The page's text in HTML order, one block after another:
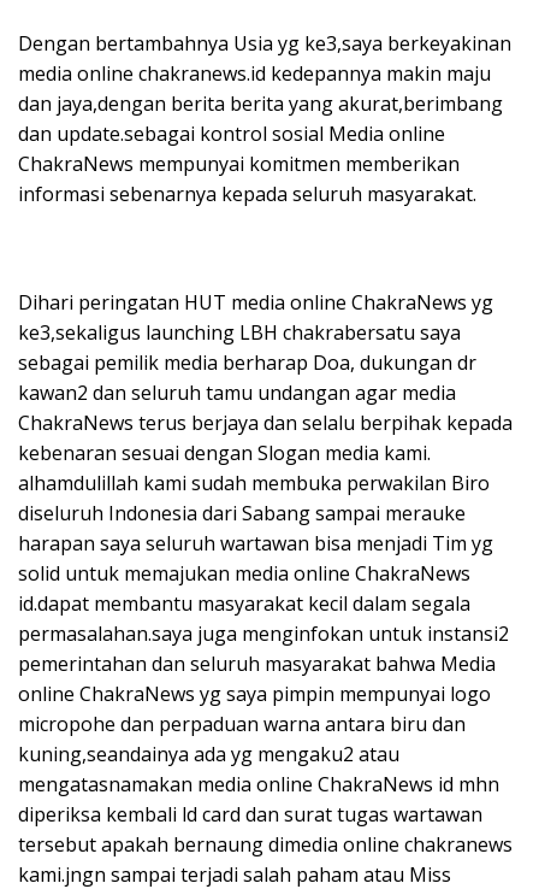
Dengan bertambahnya Usia yg ke3,saya berkeyakinan
media online chakranews.id kedepannya makin maju
dan jaya,dengan berita berita yang akurat,berimbang
dan update.sebagai kontrol sosial Media online
ChakraNews mempunyai komitmen memberikan
informasi sebenarnya kepada seluruh masyarakat.
Dihari peringatan HUT media online ChakraNews yg
ke3,sekaligus launching LBH chakrabersatu saya
sebagai pemilik media berharap Doa, dukungan dr
kawan2 dan seluruh tamu undangan agar media
ChakraNews terus berjaya dan selalu berpihak kepada
kebenaran sesuai dengan Slogan media kami.
alhamdulillah kami sudah membuka perwakilan Biro
diseluruh Indonesia dari Sabang sampai merauke
harapan saya seluruh wartawan bisa menjadi Tim yg
solid untuk memajukan media online ChakraNews
id.dapat membantu masyarakat kecil dalam segala
permasalahan.saya juga menginfokan untuk instansi2
pemerintahan dan seluruh masyarakat bahwa Media
online ChakraNews yg saya pimpin mempunyai logo
micropohe dan perpaduan warna antara biru dan
kuning,seandainya ada yg mengaku2 atau
mengatasnamakan media online ChakraNews id mhn
diperiksa kembali ld card dan surat tugas wartawan
tersebut apakah bernaung dimedia online chakranews
kami.jngn sampai terjadi salah paham atau Miss